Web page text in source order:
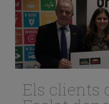
Els clients